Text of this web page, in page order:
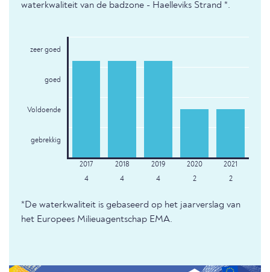
waterkwaliteit van de badzone - Haelleviks Strand *.
zeer goed
goed
Voldoende
gebrekkig
4 4 4 2 2
*De waterkwaliteit is gebaseerd op het jaarverslag van
het Europees Milieuagentschap EMA.